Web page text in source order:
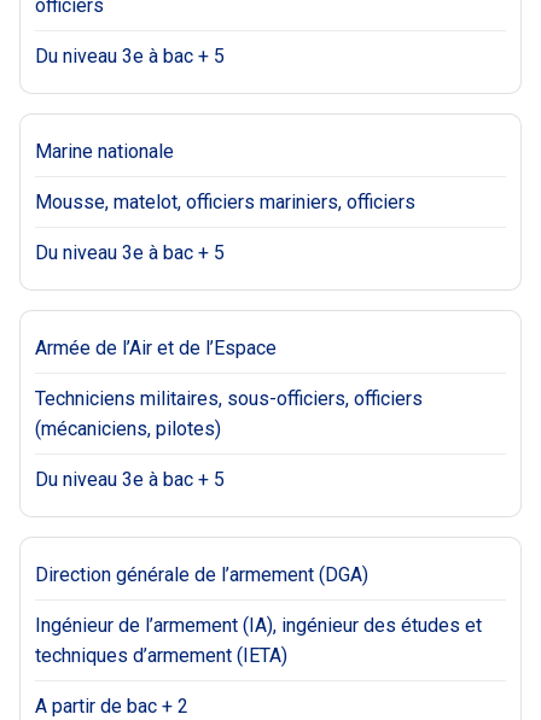
officiers
Du niveau 3e à bac + 5
Marine nationale
Mousse, matelot, officiers mariniers, officiers
Du niveau 3e à bac + 5
Armée de l’Air et de l’Espace
Techniciens militaires, sous-officiers, officiers
(mécaniciens, pilotes)
Du niveau 3e à bac + 5
Direction générale de l’armement (DGA)
Ingénieur de l’armement (IA), ingénieur des études et
techniques d’armement (IETA)
A partir de bac + 2